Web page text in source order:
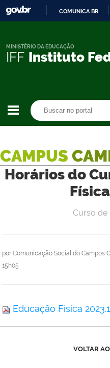
COMUNICA BR
IFF Instituto
MINISTÉRIO DA EDUCAÇÃO
CAMPUS
Horários do
por Comunicação Social do Campos
15h05
Curso de
Educação Física
VOLTAR